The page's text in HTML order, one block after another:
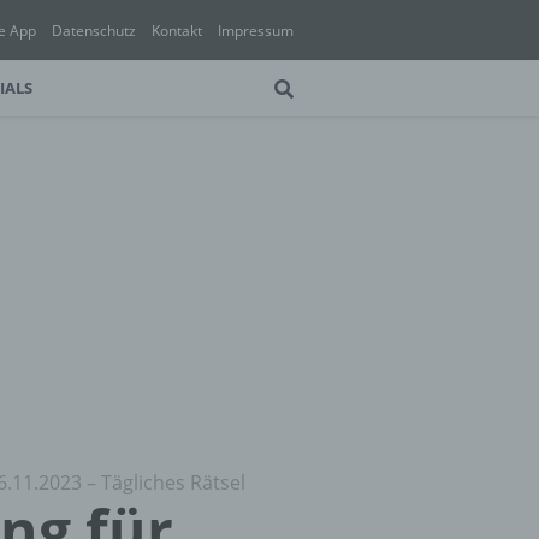
App Datenschutz Kontakt Impressum
– Tägliches Rätsel